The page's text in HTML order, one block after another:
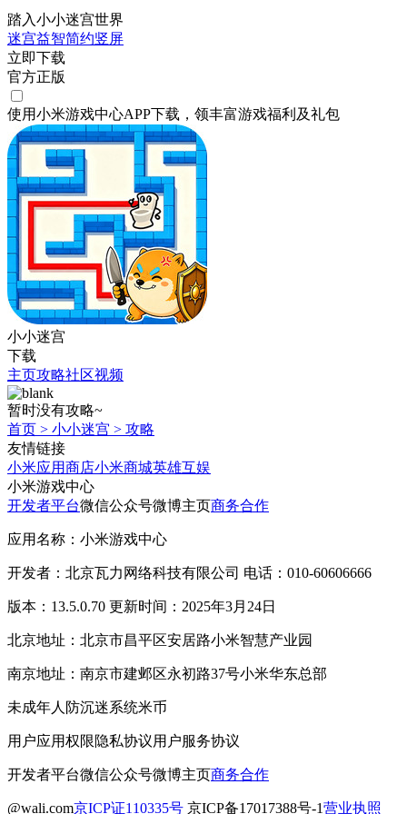
踏入小小迷宫世界
迷宫益智简约竖屏
立即下载
官方正版
使用小米游戏中心APP下载 ，领丰富游戏福利 及礼包
小小迷宫
下载
主页攻略社区视频
暂时没有攻略~
首页 > 小小迷宫 > 攻略
友情链接
小米应用商店小米商城英雄互娱
小米游戏中心
开发者平台微信公众号微博主页商务合作
应用名称：小米游戏中心
开发者：北京瓦力网络科技有限公司 电话：010-60606666
版本：13.5.0.70 更新时间：2025年3月24日
北京地址：北京市昌平区安居路小米智慧产业园
南京地址：南京市建邺区永初路37号小米华东总部
未成年人防沉迷系统米币
用户应用权限隐私协议用户服务协议
开发者平台微信公众号微博主页商务合作
@wali.com京ICP证110335号 京ICP备17017388号-1营业执照